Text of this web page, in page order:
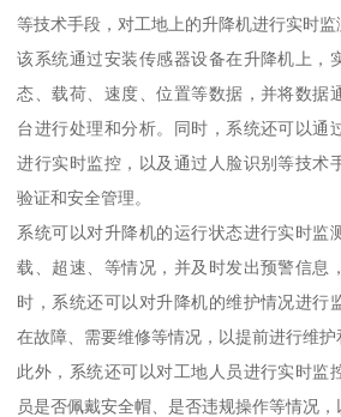
等技术手段，对工地上的升降机进行实时监
该系统通过安装传感器设备在升降机上，
态、载荷、速度、位置等数据，并将数据
台进行处理和分析。同时，系统还可以通
进行实时监控，以及通过人脸识别等技术
验证和安全管理。
系统可以对升降机的运行状态进行实时监
载、超速、等情况，并及时发出预警信息
时，系统还可以对升降机的维护情况进行
在故障、需要维修等情况，以提前进行维护
此外，系统还可以对工地人员进行实时监
员是否佩戴安全帽、是否违规操作等情况，